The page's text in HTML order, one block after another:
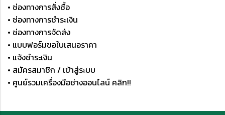
• ช่องทางการสั่งซื้อ
• ช่องทางการชำระเงิน
• ช่องทางการจัดส่ง
• แบบฟอร์มขอใบเสนอราคา
• แจ้งชำระเงิน
• สมัครสมาชิก / เข้าสู่ระบบ
• ศูนย์รวมเครื่องมือช่างออนไลน์ คลิก!!